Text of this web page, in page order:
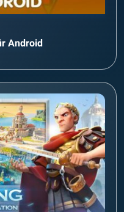
Android